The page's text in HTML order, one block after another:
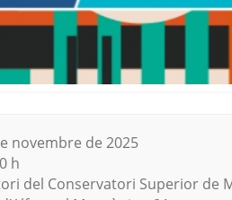
novembre de 2025
h
del Conservatori Superior de